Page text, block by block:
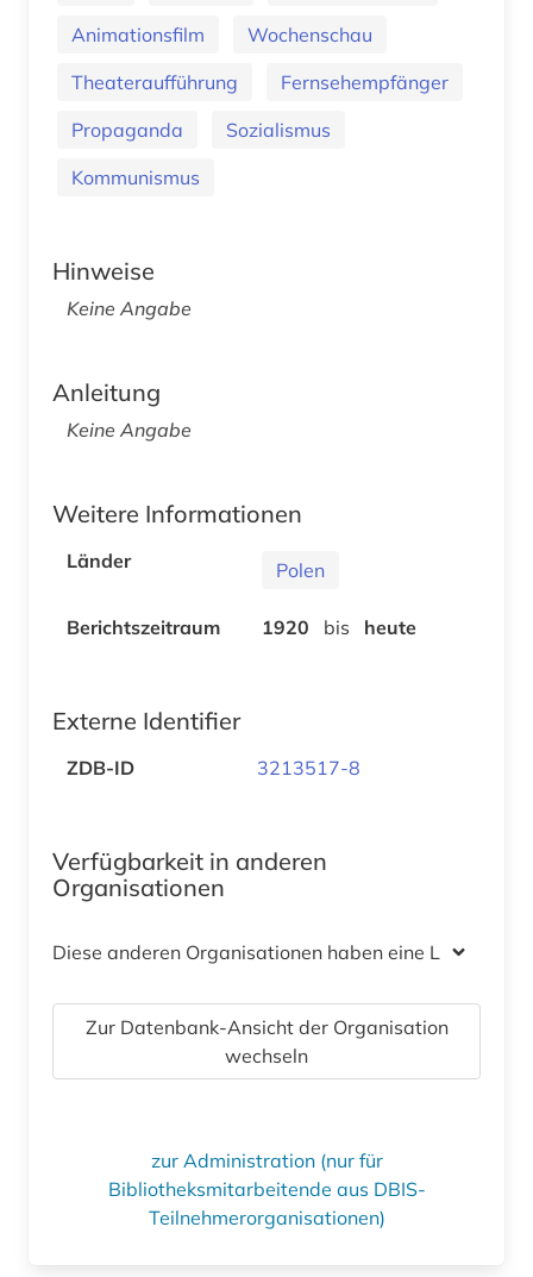
Animationsfilm
Wochenschau
Theateraufführung
Fernsehempfänger
Propaganda
Sozialismus
Kommunismus
Hinweise
Keine Angabe
Anleitung
Keine Angabe
Weitere Informationen
Länder Polen
Berichtszeitraum 1920 bis heute
Externe Identifier
ZDB-ID 3213517-8
Verfügbarkeit in anderen
Organisationen
Diese anderen Organisationen haben eine Lizenz
Zur Datenbank-Ansicht der Organisation
wechseln
zur Administration (nur für
Bibliotheksmitarbeitende aus DBIS-
Teilnehmerorganisationen)